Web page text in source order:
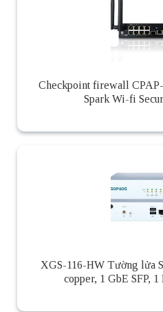
Checkpoint firewall
Spark Wi-fi
XGS-116-HW Tường lửa
copper, 1 GbE SFP,